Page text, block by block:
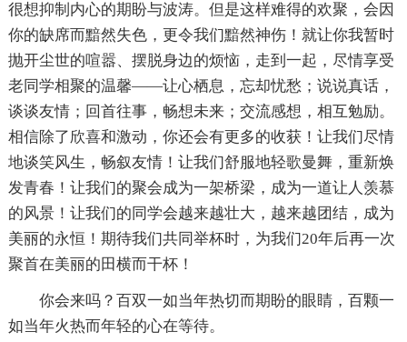
很想抑制内心的期盼与波涛。但是这样难得的欢聚，会因
你的缺席而黯然失色，更令我们黯然神伤！就让你我暂时
抛开尘世的喧嚣、摆脱身边的烦恼，走到一起，尽情享受
老同学相聚的温馨——让心栖息，忘却忧愁；说说真话，
谈谈友情；回首往事，畅想未来；交流感想，相互勉励。
相信除了欣喜和激动，你还会有更多的收获！让我们尽情
地谈笑风生，畅叙友情！让我们舒服地轻歌曼舞，重新焕
发青春！让我们的聚会成为一架桥梁，成为一道让人羡慕
的风景！让我们的同学会越来越壮大，越来越团结，成为
美丽的永恒！期待我们共同举杯时，为我们20年后再一次
聚首在美丽的田横而干杯！
你会来吗？百双一如当年热切而期盼的眼睛，百颗一
如当年火热而年轻的心在等待。